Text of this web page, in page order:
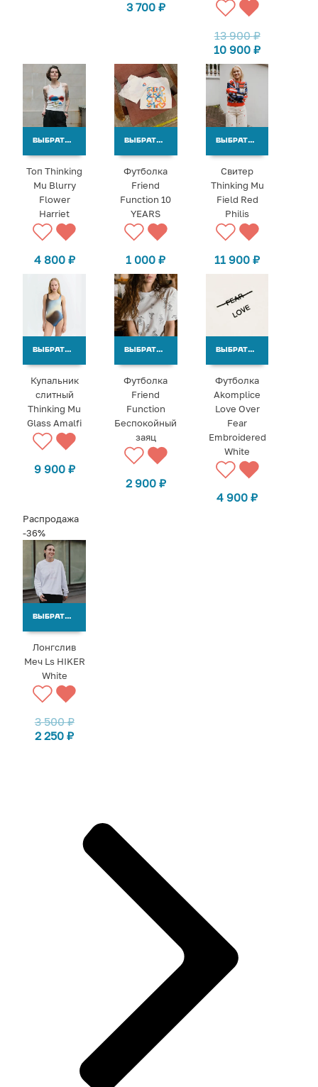
3 700 ₽
13 900₽
10 900₽
ВЫБРАТЬ ВАРИАНТЫ
Топ Thinking
Mu Blurry
Flower
Harriet
4 800 ₽
ВЫБРАТЬ ВАРИАНТЫ
Футболка
Friend
Function 10
YEARS
1 000₽
ВЫБРАТЬ ВАРИАНТЫ
Свитер
Thinking Mu
Field Red
Philis
11 900₽
ВЫБРАТЬ ВАРИАНТЫ
Купальник
слитный
Thinking Mu
Glass Amalfi
9 900 ₽
ВЫБРАТЬ ВАРИАНТЫ
Футболка
Friend
Function
Беспокойный
заяц
2 900 ₽
ВЫБРАТЬ ВАРИАНТЫ
Футболка
Akomplice
Love Over
Fear
Embroidered
White
4 900₽
Распродажа
-36%
ВЫБРАТЬ ВАРИАНТЫ
Лонгслив
Меч Ls HIKER
White
3 500₽
2 250₽